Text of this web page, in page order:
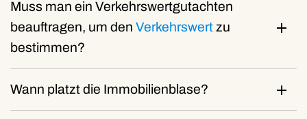
Muss man ein Verkehrswertgutachten
beauftragen, um den Verkehrswert zu
bestimmen?
Wann platzt die Immobilienblase?